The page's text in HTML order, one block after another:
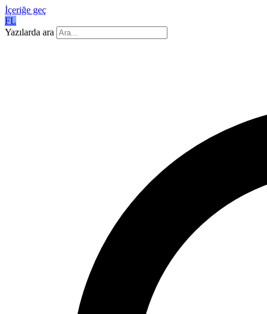
İçeriğe geç
FL
Yazılarda ara